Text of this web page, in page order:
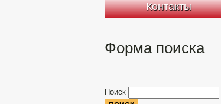
Контакты
Форма поиска
Поиск